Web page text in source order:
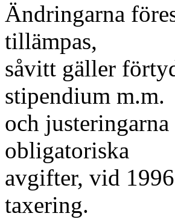
Ändringarna
tillämpas,
såvitt gäller
stipendium m.m.
och
obligatoriska
avgifter, vid
taxering.